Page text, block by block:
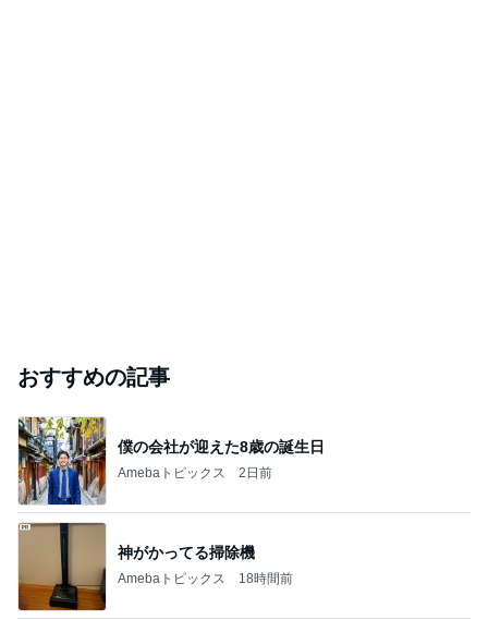
おすすめの記事
僕の会社が迎えた8歳の誕生日
Amebaトピックス 2日前
神がかってる掃除機
Amebaトピックス 18時間前